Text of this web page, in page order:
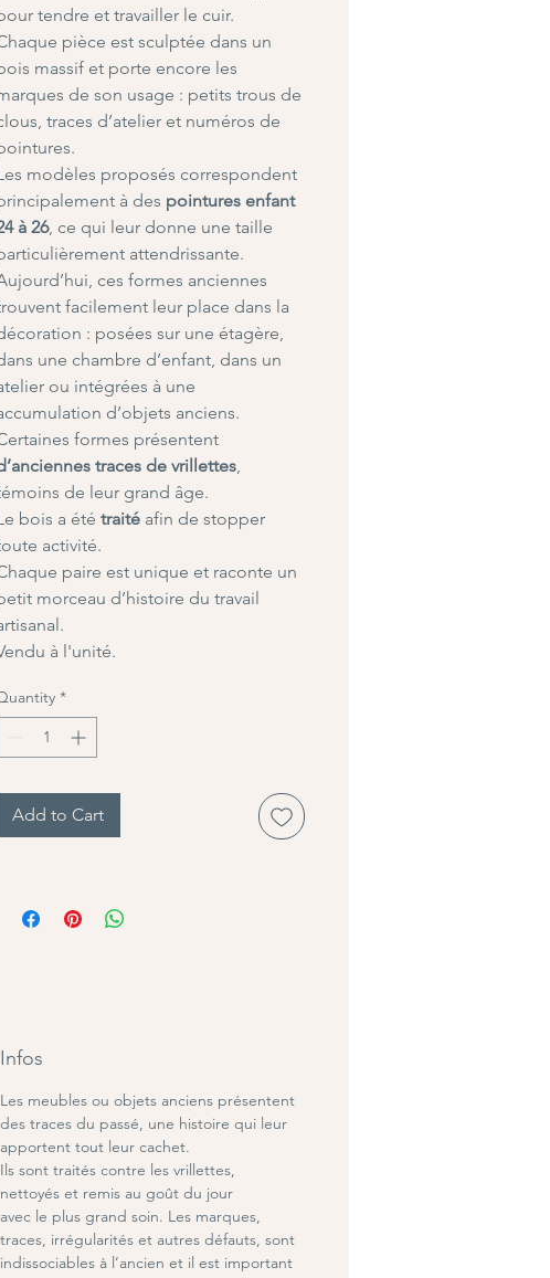
tendre et travailler le cuir.
pièce est sculptée dans un
massif et porte encore les
de son usage : petits trous de
traces d’atelier et numéros de
modèles proposés correspondent
à des pointures enfant
à 26, ce qui leur donne une taille
attendrissante.
ces formes anciennes
facilement leur place dans la
: posées sur une étagère,
une chambre d’enfant, dans un
ou intégrées à une
d’objets anciens.
formes présentent
traces de vrillettes
de leur grand âge.
bois a été traité afin de stopper
activité.
paire est unique et raconte un
morceau d’histoire du travail
à l'unité.
*
Add to Cart
Infos
Les meubles ou objets anciens présentent
des traces du passé, une histoire qui leur
apportent tout leur cachet.
Ils sont traités contre les vrillettes,
nettoyés et remis au goût du jour
avec le plus grand soin. Les marques,
traces, irrégularités et autres défauts, sont
indissociables à l’ancien et il est important